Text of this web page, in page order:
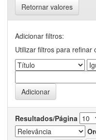
Retornar valores
Adicionar filtros:
Utilizar filtros para refinar
Resultados/Página